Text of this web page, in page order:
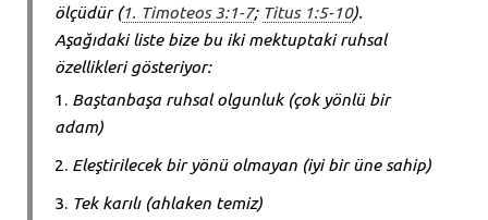
ölçüdür (1. Timoteos 3:1-7; Titus 1:5-10).
Aşağıdaki liste bize bu iki mektuptaki ruhsal
özellikleri gösteriyor:
Baştanbaşa ruhsal olgunluk (çok yönlü bir
adam)
Eleştirilecek bir yönü olmayan (iyi bir üne sahip)
Tek karılı (ahlaken temiz)